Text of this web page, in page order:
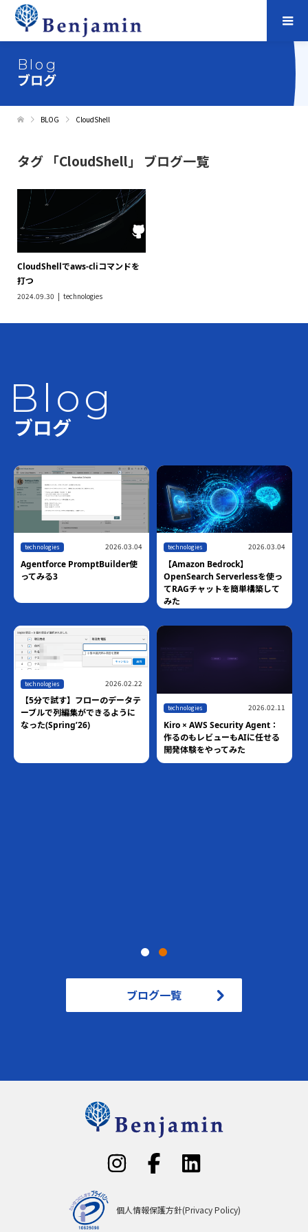
Blog
ブログ
BLOG CloudShell
タグ 「CloudShell」 ブログ一覧
CloudShellでaws-cliコマンドを
打つ
2024.09.30 technologies
Blog
ブログ
technologies 2026.03.04
Agentforce PromptBuilder使
ってみる3
technologies 2026.03.04
【Amazon Bedrock】
OpenSearch Serverlessを使っ
てRAGチャットを簡単構築して
みた
technologies 2026.02.22
【5分で試す】フローのデータテ
ーブルで列編集ができるように
なった(Spring’26)
technologies 2026.02.11
Kiro × AWS Security Agent：
作るのもレビューもAIに任せる
開発体験をやってみた
ブログ一覧
個人情報保護方針(Privacy Policy)